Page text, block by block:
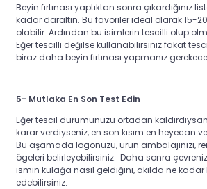
Beyin fırtınası yaptıktan sonra çıkardığınız
kadar daraltın. Bu favoriler ideal olarak 15-
olabilir. Ardından bu isimlerin tescilli olup
Eğer tescilli değilse kullanabilirsiniz fakat
biraz daha beyin fırtınası yapmanız
5- Mutlaka En Son Test Edin
Eğer tescil durumunuzu ortadan
karar verdiyseniz, en son kısım en heyecan
Bu aşamada logonuzu, ürün ambalajınızı,
ögeleri belirleyebilirsiniz. Daha sonra
ismin kulağa nasıl geldiğini, akılda ne kadar
edebilirsiniz.